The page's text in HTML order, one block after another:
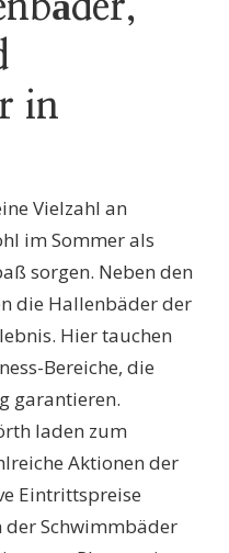
in
Vielzahl an
im Sommer als
sorgen. Neben den
die Hallenbäder der
Hier tauchen
Bereiche, die
garantieren.
laden zum
Aktionen der
Eintrittspreise
der Schwimmbäder